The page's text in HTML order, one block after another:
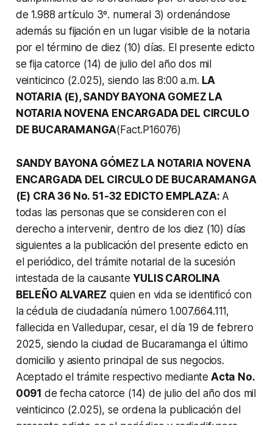
de 1.988 artículo 3º. numeral 3) ordenándose
además su fijación en un lugar visible de la notaria
por el término de diez (10) días. El presente edicto
se fija catorce (14) de julio del año dos mil
veinticinco (2.025), siendo las 8:00 a.m. LA
NOTARIA (Ε), SANDY BAYONA GOMEZ LA
NOTARIA NOVENA ENCARGADA DEL CIRCULO
DE BUCARAMANGA(Fact.P16076)
SANDY BAYONA GÓMEZ LA NOTARIA NOVENA
ENCARGADA DEL CIRCULO DE BUCARAMANGA
(E) CRA 36 No. 51-32 EDICTO EMPLAZA: A
todas las personas que se consideren con el
derecho a intervenir, dentro de los diez (10) días
siguientes a la publicación del presente edicto en
el periódico, del trámite notarial de la sucesión
intestada de la causanteYULIS CAROLINA
BELEÑO ALVAREZ quien en vida se identificó con
la cédula de ciudadanía número 1.007.664.111,
fallecida en Valledupar, cesar, el día 19 de febrero
2025, siendo la ciudad de Bucaramanga el último
domicilio y asiento principal de sus negocios.
Aceptado el trámite respectivo mediante Acta No.
0091 de fecha catorce (14) de julio del año dos mil
veinticinco (2.025), se ordena la publicación del